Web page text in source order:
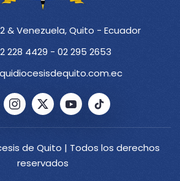
& Venezuela, Quito - Ecuador
228 4429 - 02 295 2653
de Quito | Todos los derechos
reservados